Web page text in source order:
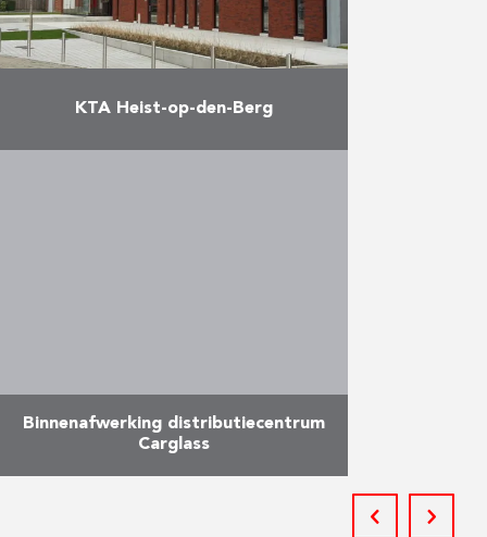
KTA Heist-op-den-Berg
Binnenafwerking distributiecentrum
Carglass